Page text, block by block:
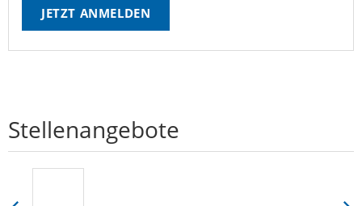
JETZT ANMELDEN
Stellenangebote